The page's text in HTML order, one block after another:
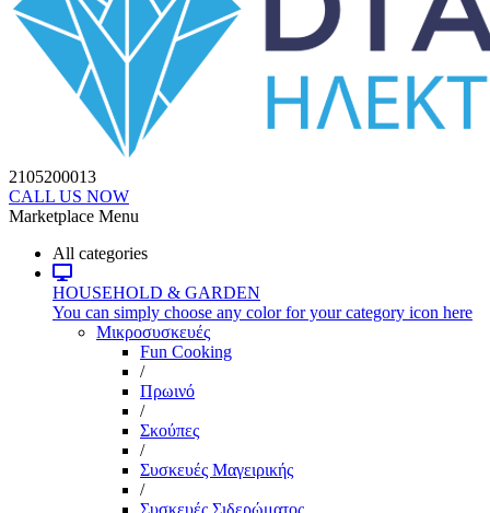
2105200013
CALL US NOW
Marketplace Menu
All categories
HOUSEHOLD & GARDEN
You can simply choose any color for your category icon here
Μικροσυσκευές
Fun Cooking
/
Πρωινό
/
Σκούπες
/
Συσκευές Μαγειρικής
/
Συσκευές Σιδερώματος